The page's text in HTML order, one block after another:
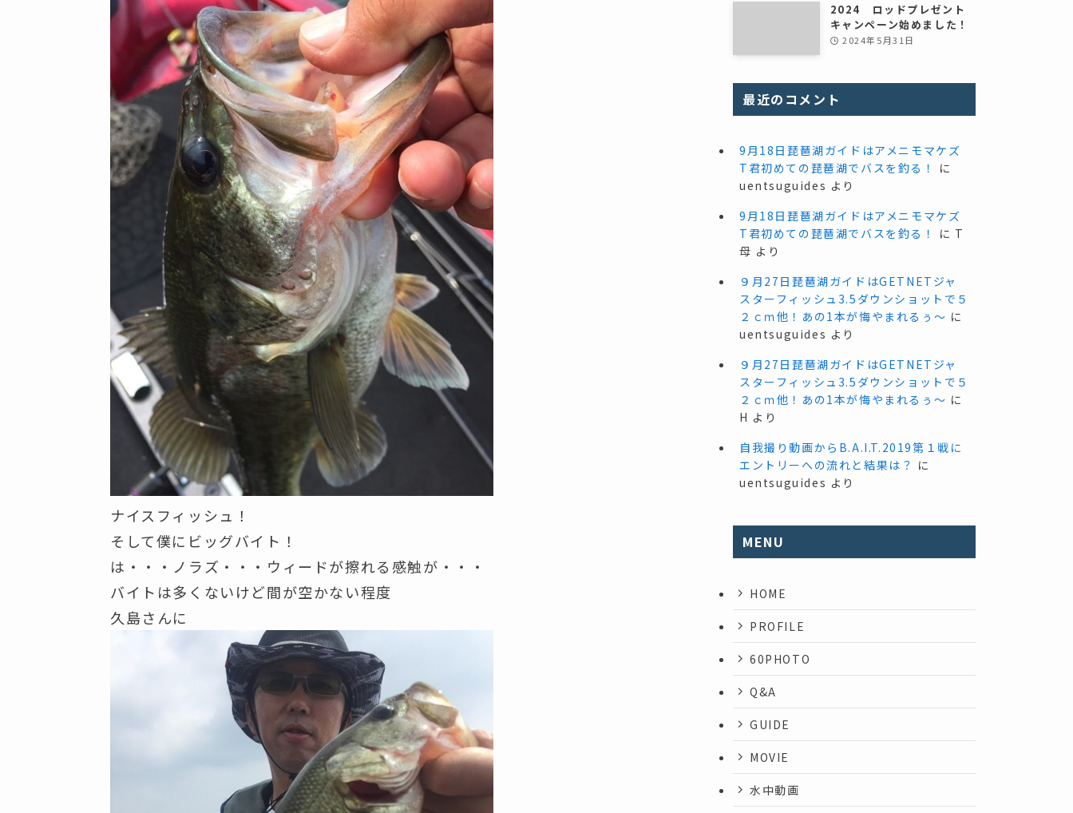
ナイスフィッシュ！
そして僕にビッグバイト！
は・・・ノラズ・・・ウィードが擦れる感触が・・・
バイトは多くないけど間が空かない程度
久島さんに
2024 ロッドプレゼント
キャンペーン始めました！
2024年5月31日
最近のコメント
9月18日琵琶湖ガイドはアメニモマケズ
T君初めての琵琶湖でバスを釣る！
に
uentsuguides より
9月18日琵琶湖ガイドはアメニモマケズ
T君初めての琵琶湖でバスを釣る！
に T
母 より
９月27日琵琶湖ガイドはGETNETジャ
スターフィッシュ3.5ダウンショットで５
２ｃｍ他！あの1本が悔やまれるぅ～ に
uentsuguides より
９月27日琵琶湖ガイドはGETNETジャ
スターフィッシュ3.5ダウンショットで５
２ｃｍ他！あの1本が悔やまれるぅ～ に
H より
自我撮り動画からB.A.I.T.2019第１戦に
エントリーへの流れと結果は？ に
uentsuguides より
MENU
HOME
PROFILE
60PHOTO
Q&A
GUIDE
MOVIE
水中動画